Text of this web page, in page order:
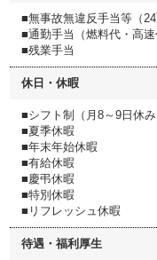
■無事故無違反手当等（24
■通勤手当（燃料代・高
■残業手当
休日・休暇
■シフト制（月8～9日休み
■夏季休暇
■年末年始休暇
■有給休暇
■慶弔休暇
■特別休暇
■リフレッシュ休暇
待遇・福利厚生